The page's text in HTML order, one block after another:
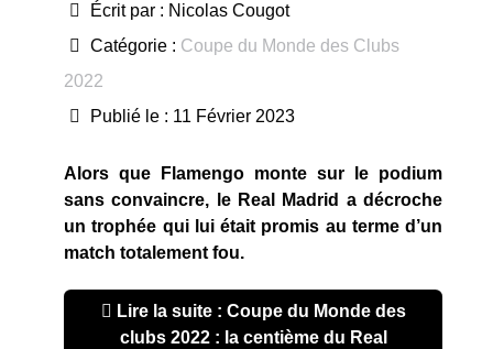
Écrit par : Nicolas Cougot
Catégorie : Coupe du Monde des Clubs
2022
Publié le : 11 Février 2023
Alors que Flamengo monte sur le podium
sans convaincre, le Real Madrid a décroche
un trophée qui lui était promis au terme d’un
match totalement fou.
Lire la suite : Coupe du Monde des
clubs 2022 : la centième du Real